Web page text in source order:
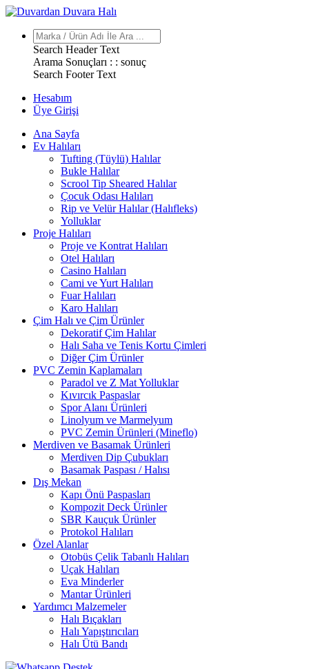
Search Header Text
Arama Sonuçları : : sonuç
Search Footer Text
Hesabım
Üye Girişi
Ana Sayfa
Ev Halıları
Tufting (Tüylü) Halılar
Bukle Halılar
Scrool Tip Sheared Halılar
Çocuk Odası Halıları
Rip ve Velür Halılar (Halıfleks)
Yolluklar
Proje Halıları
Proje ve Kontrat Halıları
Otel Halıları
Casino Halıları
Cami ve Yurt Halıları
Fuar Halıları
Karo Halıları
Çim Halı ve Çim Ürünler
Dekoratif Çim Halılar
Halı Saha ve Tenis Kortu Çimleri
Diğer Çim Ürünler
PVC Zemin Kaplamaları
Paradol ve Z Mat Yolluklar
Kıvırcık Paspaslar
Spor Alanı Ürünleri
Linolyum ve Marmelyum
PVC Zemin Ürünleri (Mineflo)
Merdiven ve Basamak Ürünleri
Merdiven Dip Çubukları
Basamak Paspası / Halısı
Dış Mekan
Kapı Önü Paspasları
Kompozit Deck Ürünler
SBR Kauçuk Ürünler
Protokol Halıları
Özel Alanlar
Otobüs Çelik Tabanlı Halıları
Uçak Halıları
Eva Minderler
Mantar Ürünleri
Yardımcı Malzemeler
Halı Bıçakları
Halı Yapıştırıcıları
Halı Ütü Bandı